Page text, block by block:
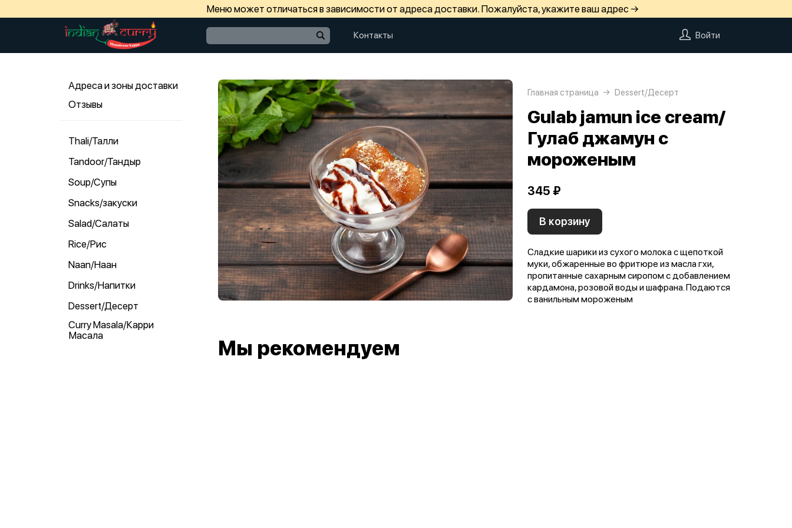
Меню может отличаться в зависимости от адреса доставки. Пожалуйста, укажите ваш адрес →
Контакты Войти
Адреса и зоны доставки
Отзывы
Thali/Талли
Tandoor/Тандыр
Soup/Супы
Snacks/закуски
Salad/Салаты
Rice/Рис
Naan/Наан
Drinks/Напитки
Dessert/Десерт
Curry Masala/Карри
Масала
Главная страница Dessert/Десерт
Gulab jamun ice cream/
Гулаб джамун с
мороженым
345 ₽
В корзину
Сладкие шарики из сухого молока с щепоткой
муки, обжаренные во фритюре из масла гхи,
пропитанные сахарным сиропом с добавлением
кардамона, розовой воды и шафрана. Подаются
с ванильным мороженым
Мы рекомендуем